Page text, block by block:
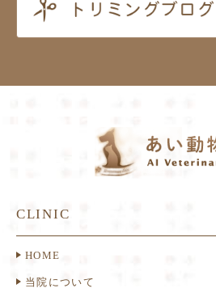
CLINIC
HOME
当院について